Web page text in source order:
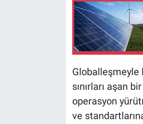
Globalleşmeyle
sınırları aşan
operasyon
ve